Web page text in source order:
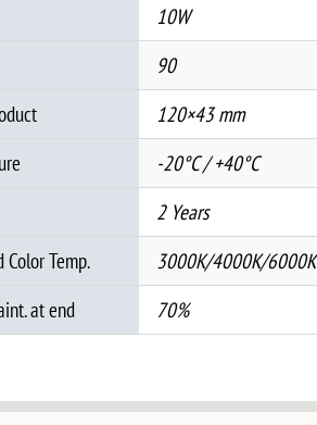
10W
90
120×43 mm
-20°C / +40°C
2 Years
Color Temp.
3000K/4000K/6000K
at end
70%